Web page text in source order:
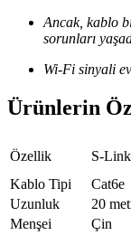
Ancak, kablo
sorunları
Wi-Fi sinyali
Ürünlerin
Özellik S-
Kablo Tipi
Cat6e
Uzunluk
20
Menşei
Çin